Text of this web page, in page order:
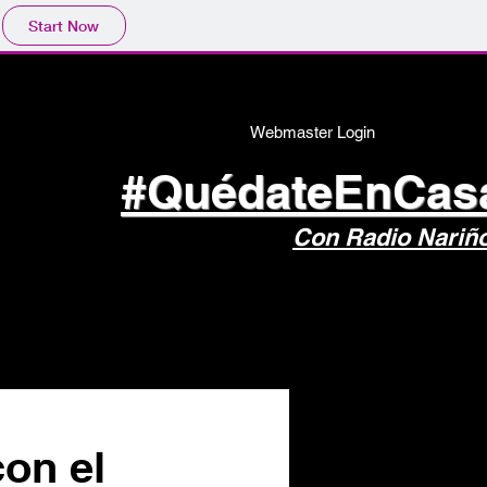
Start Now
Webmaster Login
Con Radio
el